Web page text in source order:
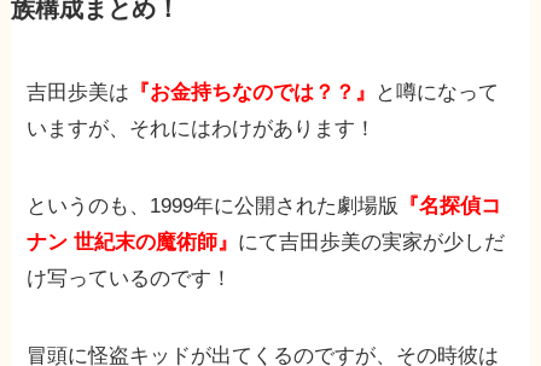
族構成まとめ！
吉田歩美は 『お金持ちなのでは？？』
と噂になって
いますが、それにはわけがあります！
というのも、1999年に公開された劇場版
『名探偵コ
ナン 世紀末の魔術師』 にて吉田歩美の実家が少しだ
け写っているのです！
冒頭に怪盗キッドが出てくるのですが、その時彼は